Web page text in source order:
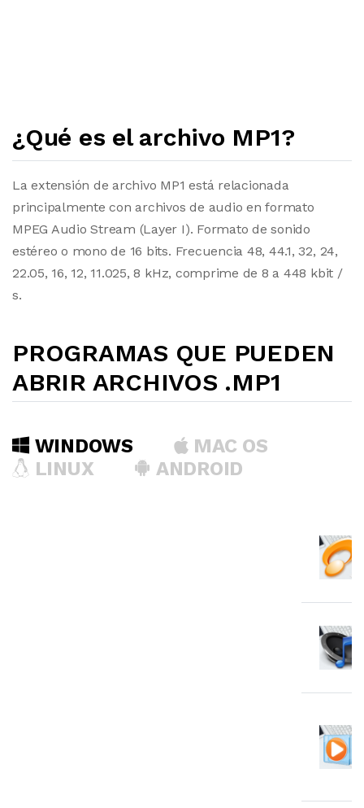
¿Qué es el archivo MP1?
La extensión de archivo MP1 está relacionada
principalmente con archivos de audio en formato
MPEG Audio Stream (Layer I). Formato de sonido
estéreo o mono de 16 bits. Frecuencia 48, 44.1, 32, 24,
22.05, 16, 12, 11.025, 8 kHz, comprime de 8 a 448 kbit /
s.
PROGRAMAS QUE PUEDEN
ABRIR ARCHIVOS .MP1
WINDOWS
MAC OS
LINUX
ANDROID